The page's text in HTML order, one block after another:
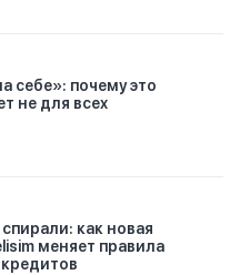
себе»: почему это
не для всех
как новая
меняет правила